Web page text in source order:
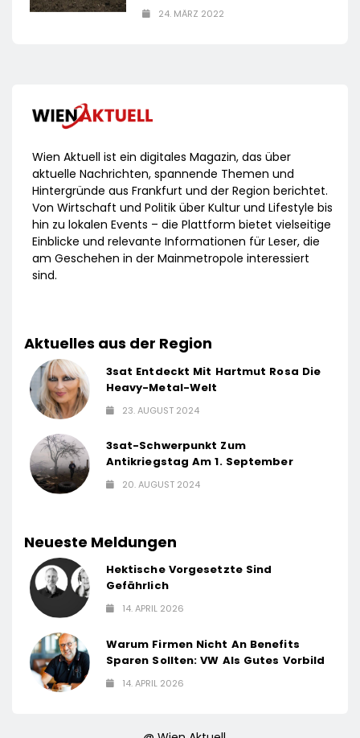
24. MÄRZ 2022
Wien Aktuell ist ein digitales Magazin, das über
aktuelle Nachrichten, spannende Themen und
Hintergründe aus Frankfurt und der Region berichtet.
Von Wirtschaft und Politik über Kultur und Lifestyle bis
hin zu lokalen Events – die Plattform bietet vielseitige
Einblicke und relevante Informationen für Leser, die
am Geschehen in der Mainmetropole interessiert
sind.
Aktuelles aus der Region
3sat Entdeckt Mit Hartmut Rosa Die
Heavy-Metal-Welt
23. AUGUST 2024
3sat-Schwerpunkt Zum
Antikriegstag Am 1. September
20. AUGUST 2024
Neueste Meldungen
Hektische Vorgesetzte Sind
Gefährlich
14. APRIL 2026
Warum Firmen Nicht An Benefits
Sparen Sollten: VW Als Gutes Vorbild
14. APRIL 2026